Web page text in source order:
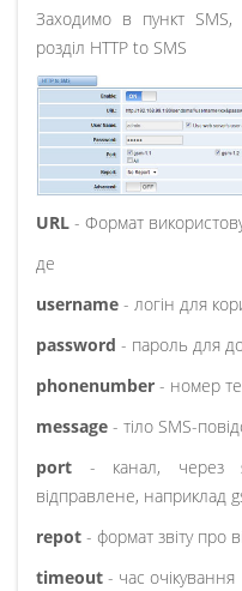
Заходимо в пункт SMS,
розділ HTTP to SMS
URL - Формат
де
username - логін для
password - пароль для
phonenumber - номер
message - тіло SMS-
port - канал, через
відправлене, наприклад
repot - формат звіту про
timeout - час очікування